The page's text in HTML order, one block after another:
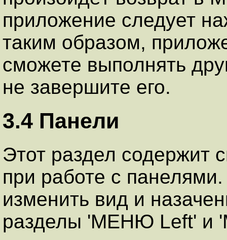
приложение следует
таким образом,
сможете выполнять
не завершите его.
3.4 Панели
Этот раздел содержит
при работе с
изменить вид и
разделы 'МЕНЮ Left' и